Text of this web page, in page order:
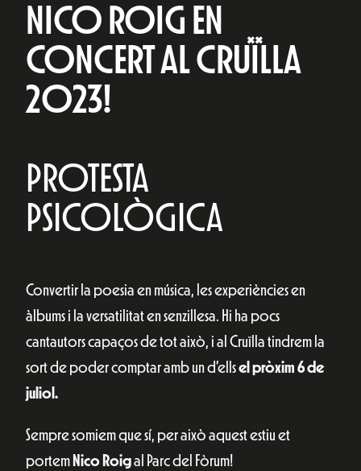
NICO ROIG EN
CONCERT AL CRUÏLLA
2023!
PROTESTA
PSICOLÒGICA
Convertir la poesia en música, les experiències en
àlbums i la versatilitat en senzillesa. Hi ha pocs
cantautors capaços de tot això, i al Cruïlla tindrem la
sort de poder comptar amb un d’ellsel pròxim 6 de
juliol.
Sempre somiem que sí, per això aquest estiu et
portem Nico Roigal Parc del Fòrum!